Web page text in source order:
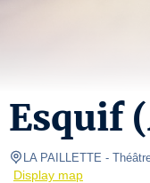
Esquif
LA PAILLETTE -
Display map